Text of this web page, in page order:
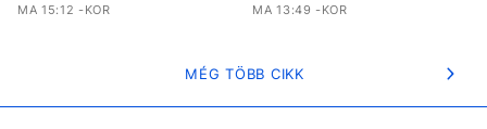
MA 15:12 -KOR MA 13:49 -KOR
MÉG TÖBB CIKK